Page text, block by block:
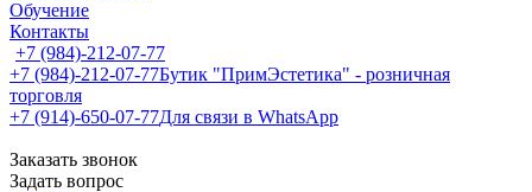
Обучение
Контакты
+7 (984)-212-07-77
+7 (984)-212-07-77Бутик "ПримЭстетика" - розничная
торговля
+7 (914)-650-07-77Для связи в WhatsApp
Заказать звонок
Задать вопрос